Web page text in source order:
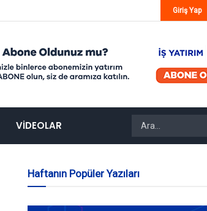
Giriş Yap
VIDEOLAR
Haftanın Popüler Yazıları